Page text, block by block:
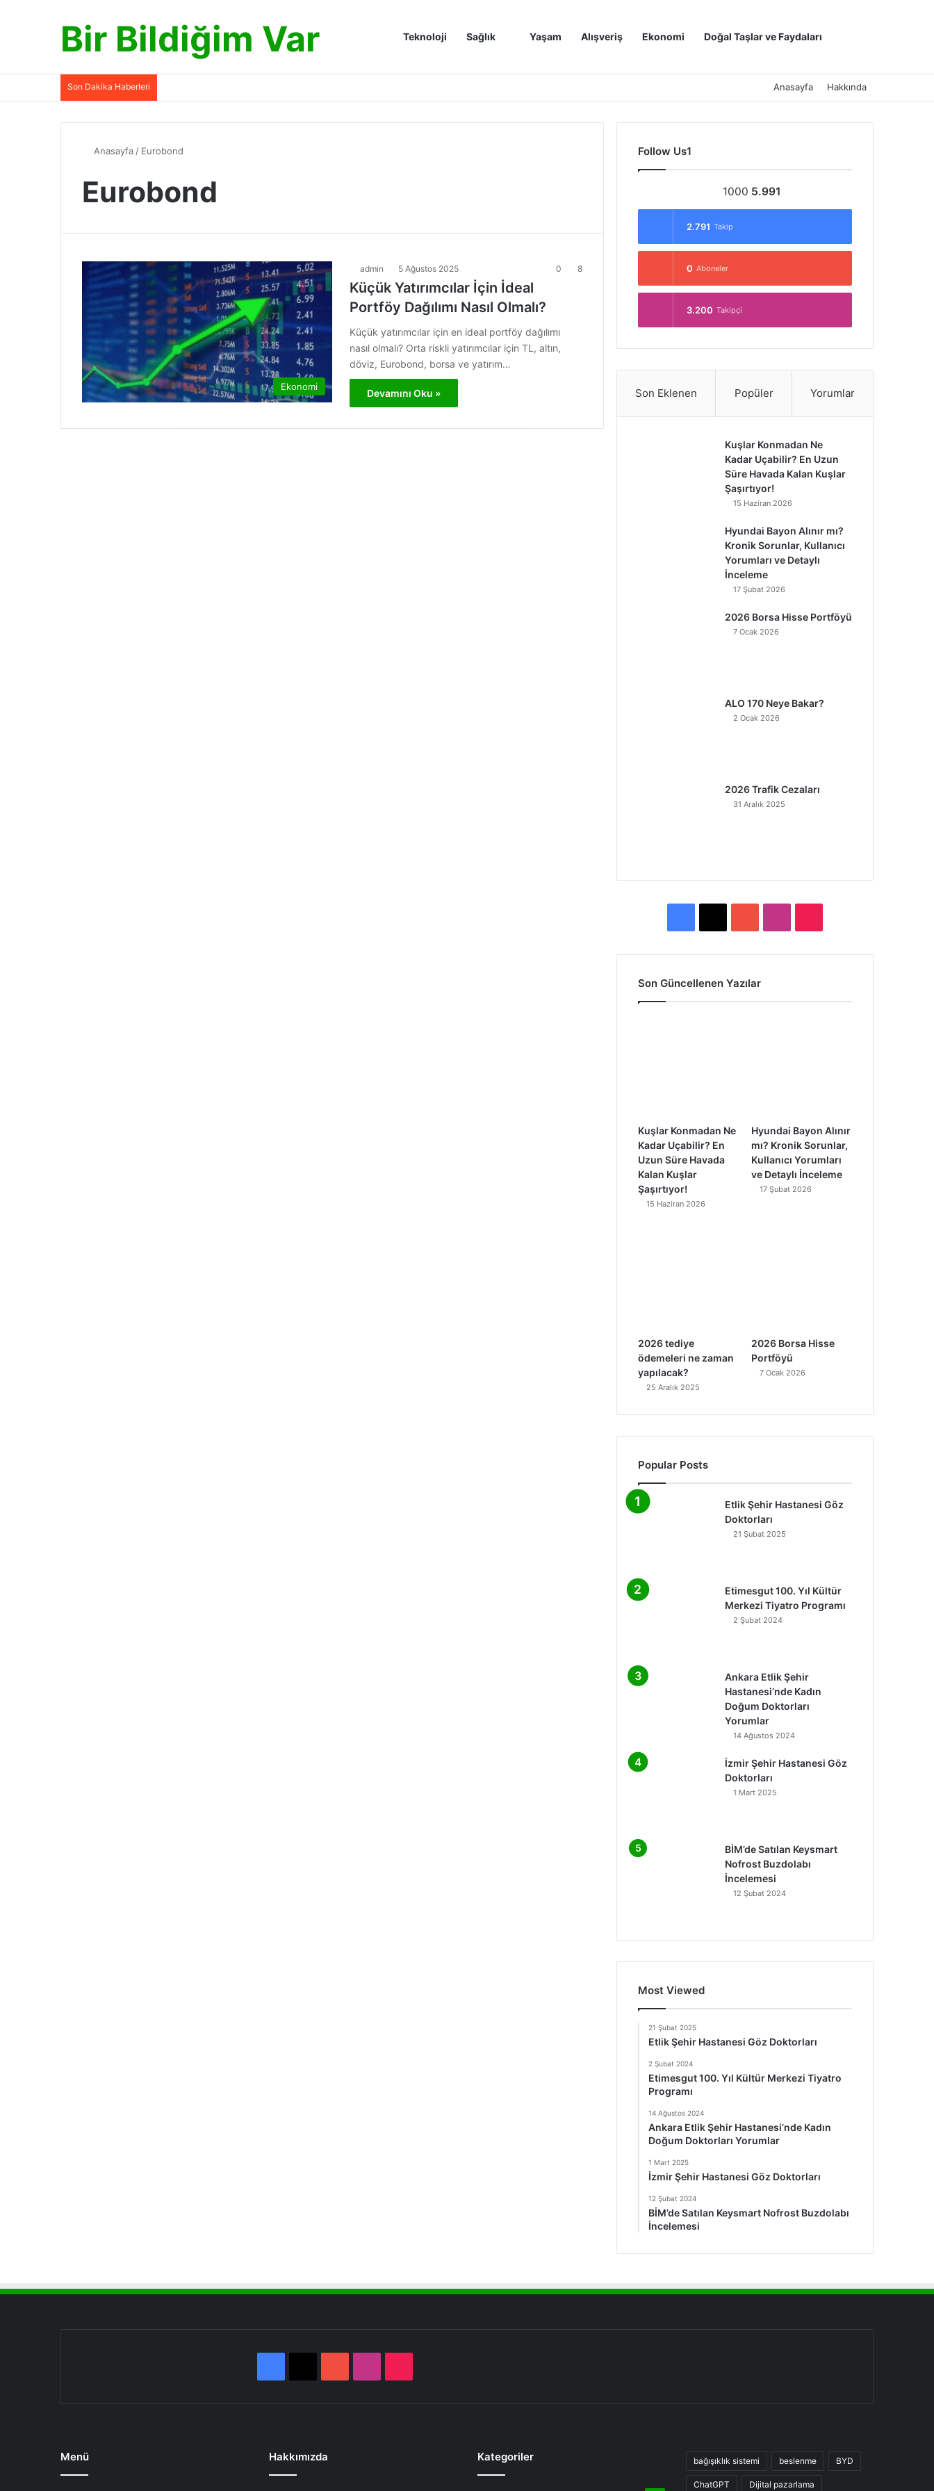
Bir Bildiğim Var Anasayfa
Teknoloji Sağlık Yaşam Alışveriş Ekonomi Doğal Taşlar ve Faydaları
Son Dakika Haberleri Anasayfa Hakkında
Anasayfa / Eurobond
Eurobond
Ekonomi
admin 5 Ağustos 2025 0 8
Küçük Yatırımcılar İçin İdeal
Portföy Dağılımı Nasıl Olmalı?
Küçük yatırımcılar için en ideal portföy dağılımı
nasıl olmalı? Orta riskli yatırımcılar için TL, altın,
döviz, Eurobond, borsa ve yatırım…
Devamını Oku »
Follow Us1
1000 5.991
2.791 Takip
0 Aboneler
3.200 Takipçi
Son Eklenen Popüler Yorumlar
Kuşlar Konmadan Ne
Kadar Uçabilir? En Uzun
Süre Havada Kalan Kuşlar
Şaşırtıyor!
15 Haziran 2026
Hyundai Bayon Alınır mı?
Kronik Sorunlar, Kullanıcı
Yorumları ve Detaylı
İnceleme
17 Şubat 2026
2026 Borsa Hisse Portföyü
7 Ocak 2026
ALO 170 Neye Bakar?
2 Ocak 2026
2026 Trafik Cezaları
31 Aralık 2025
e
T
t
T
Son Güncellenen Yazılar
Kuşlar Konmadan Ne
Kadar Uçabilir? En
Uzun Süre Havada
Kalan Kuşlar
Şaşırtıyor!
15 Haziran 2026
Hyundai Bayon Alınır
mı? Kronik Sorunlar,
Kullanıcı Yorumları
ve Detaylı İnceleme
17 Şubat 2026
2026 tediye
ödemeleri ne zaman
yapılacak?
25 Aralık 2025
2026 Borsa Hisse
Portföyü
7 Ocak 2026
Popular Posts
Etlik Şehir Hastanesi Göz
Doktorları
21 Şubat 2025
Etimesgut 100. Yıl Kültür
Merkezi Tiyatro Programı
2 Şubat 2024
Ankara Etlik Şehir
Hastanesi’nde Kadın
Doğum Doktorları
Yorumlar
14 Ağustos 2024
İzmir Şehir Hastanesi Göz
Doktorları
1 Mart 2025
BİM’de Satılan Keysmart
Nofrost Buzdolabı
İncelemesi
12 Şubat 2024
Most Viewed
21 Şubat 2025
Etlik Şehir Hastanesi Göz Doktorları
2 Şubat 2024
Etimesgut 100. Yıl Kültür Merkezi Tiyatro
Programı
14 Ağustos 2024
Ankara Etlik Şehir Hastanesi’nde Kadın
Doğum Doktorları Yorumlar
1 Mart 2025
İzmir Şehir Hastanesi Göz Doktorları
12 Şubat 2024
BİM’de Satılan Keysmart Nofrost Buzdolabı
İncelemesi
Menü Hakkımızda Kategoriler bağışıklık sistemi beslenme BYD
ChatGPT Dijital pazarlama